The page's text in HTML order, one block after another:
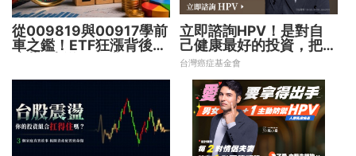
從009819與00917學前
車之鑑！ETF狂漲背後
立即諮詢HPV！是對自
己健康最好的投資，把握
現在不嫌晚！
台灣癌症基金會